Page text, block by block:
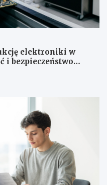
elektroniki w
i bezpieczeństwo